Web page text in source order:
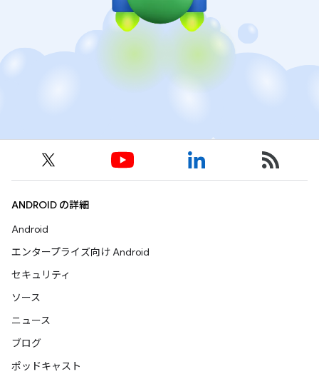
ANDROID の詳細
Android
エンタープライズ向け Android
セキュリティ
ソース
ニュース
ブログ
ポッドキャスト